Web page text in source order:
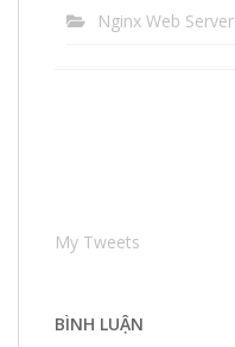
Nginx Web Server
My Tweets
BÌNH LUẬN